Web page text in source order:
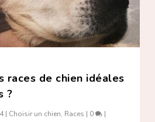
races de chien idéales
?
| Choisir un chien, Races | 0 |